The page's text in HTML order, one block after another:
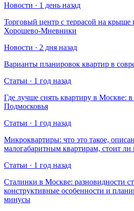
Новости · 1 день назад
Торговый центр с террасой на крыше
Хорошево-Мневники
Новости · 2 дня назад
Варианты планировок квартир в
Статьи · 1 год назад
Где лучше снять квартиру в Москве:
Подмосковья
Статьи · 1 год назад
Микроквартиры: что это такое,
малогабаритным квартирам, стоит ли
Статьи · 1 год назад
Сталинки в Москве: разновидности
конструктивные особенности и
минусы